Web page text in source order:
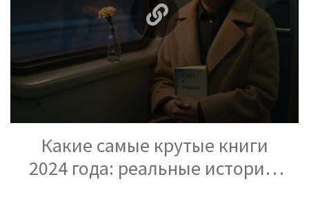
Какие самые крутые книги
2024 года: реальные истории,